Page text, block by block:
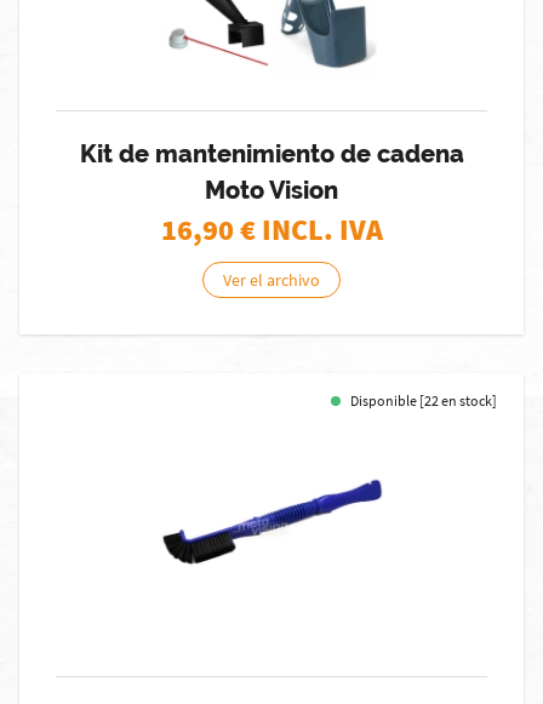
Kit de mantenimiento de cadena
Moto Vision
16,90€ INCL. IVA
Ver el archivo
Disponible [22 en stock]